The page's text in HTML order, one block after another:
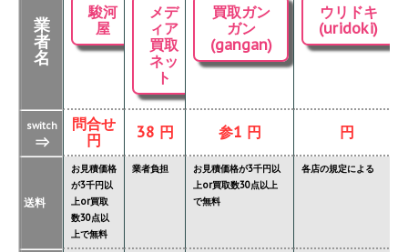
業
者
名
駿河
屋
メデ
ィア
買取
ネッ
ト
買取ガン
ガン
(gangan)
ウリドキ
(uridoki)
switch
⇒
問合せ
円
38 円 参1 円 円
送料
お見積価格
が3千円以
上or買取
数30点以
上で無料
業者負担
お見積価格が3千円以
上or買取数30点以上
で無料
各店の規定による